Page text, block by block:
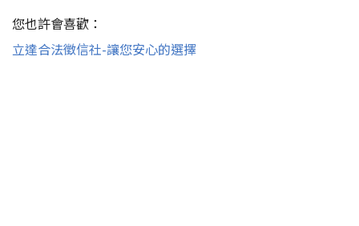
您也許會喜歡：
立達合法徵信社-讓您安心的選擇